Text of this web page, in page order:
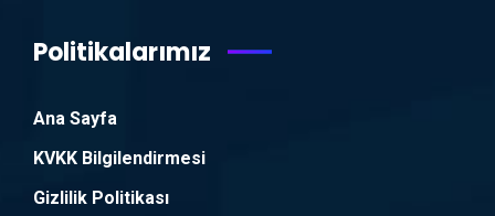
Politikalarımız
Ana Sayfa
KVKK Bilgilendirmesi
Gizlilik Politikası